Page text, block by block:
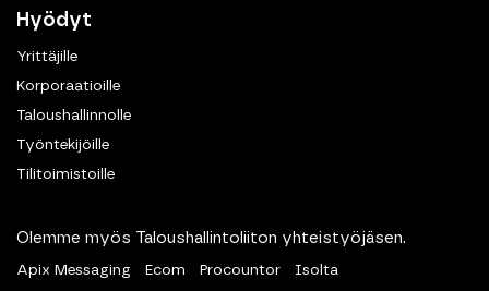
Hyödyt
Yrittäjille
Korporaatioille
Taloushallinnolle
Työntekijöille
Tilitoimistoille
Olemme myös Taloushallintoliiton yhteistyöjäsen.
Apix Messaging Ecom Procountor Isolta